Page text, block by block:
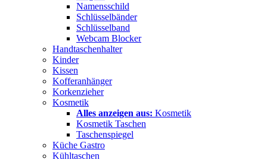
Namensschild
Schlüsselbänder
Schlüsselband
Webcam Blocker
Handtaschenhalter
Kinder
Kissen
Kofferanhänger
Korkenzieher
Kosmetik
Alles anzeigen aus: Kosmetik
Kosmetik Taschen
Taschenspiegel
Küche Gastro
Kühltaschen